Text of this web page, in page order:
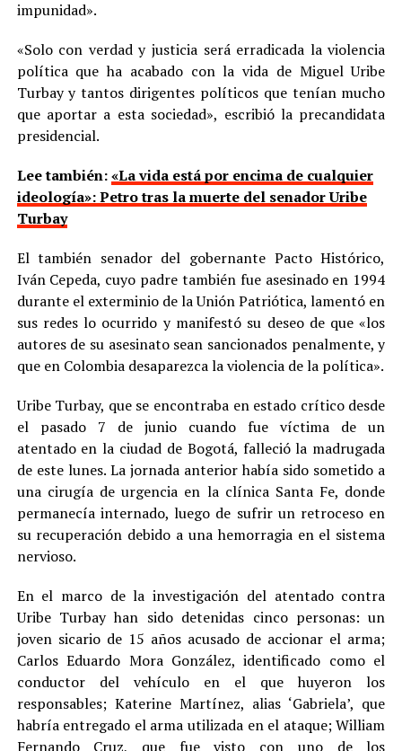
impunidad».
«Solo con verdad y justicia será erradicada la violencia
política que ha acabado con la vida de Miguel Uribe
Turbay y tantos dirigentes políticos que tenían mucho
que aportar a esta sociedad», escribió la precandidata
presidencial.
Lee también:«La vida está por encima de cualquier
ideología»: Petro tras la muerte del senador Uribe
Turbay
El también senador del gobernante Pacto Histórico,
Iván Cepeda, cuyo padre también fue asesinado en 1994
durante el exterminio de la Unión Patriótica, lamentó en
sus redes lo ocurrido y manifestó su deseo de que «los
autores de su asesinato sean sancionados penalmente, y
que en Colombia desaparezca la violencia de la política».
Uribe Turbay, que se encontraba en estado crítico desde
el pasado 7 de junio cuando fue víctima de un
atentado en la ciudad de Bogotá, falleció la madrugada
de este lunes. La jornada anterior había sido sometido a
una cirugía de urgencia en la clínica Santa Fe, donde
permanecía internado, luego de sufrir un retroceso en
su recuperación debido a una hemorragia en el sistema
nervioso.
En el marco de la investigación del atentado contra
Uribe Turbay han sido detenidas cinco personas: un
joven sicario de 15 años acusado de accionar el arma;
Carlos Eduardo Mora González, identificado como el
conductor del vehículo en el que huyeron los
responsables; Katerine Martínez, alias ‘Gabriela’, que
habría entregado el arma utilizada en el ataque; William
Fernando Cruz, que fue visto con uno de los